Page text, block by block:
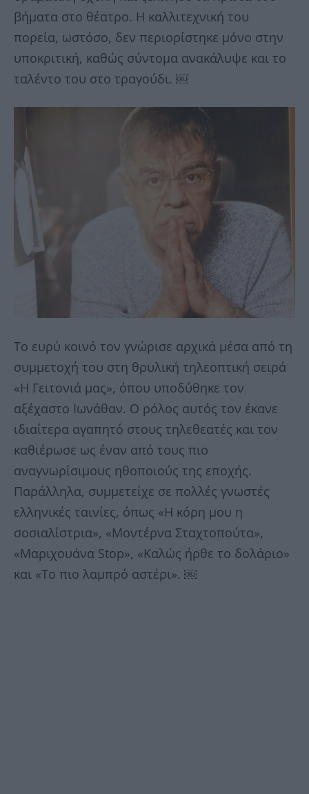
βήματα στο θέατρο. Η καλλιτεχνική του
πορεία, ωστόσο, δεν περιορίστηκε μόνο στην
υποκριτική, καθώς σύντομα ανακάλυψε και το
ταλέντο του στο τραγούδι. ￼
Το ευρύ κοινό τον γνώρισε αρχικά μέσα από τη
συμμετοχή του στη θρυλική τηλεοπτική σειρά
«Η Γειτονιά μας», όπου υποδύθηκε τον
αξέχαστο Ιωνάθαν. Ο ρόλος αυτός τον έκανε
ιδιαίτερα αγαπητό στους τηλεθεατές και τον
καθιέρωσε ως έναν από τους πιο
αναγνωρίσιμους ηθοποιούς της εποχής.
Παράλληλα, συμμετείχε σε πολλές γνωστές
ελληνικές ταινίες, όπως «Η κόρη μου η
σοσιαλίστρια», «Μοντέρνα Σταχτοπούτα»,
«Μαριχουάνα Stop», «Καλώς ήρθε το δολάριο»
και «Το πιο λαμπρό αστέρι». ￼